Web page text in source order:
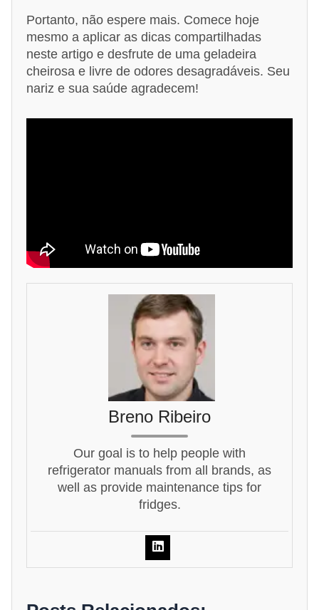
Portanto, não espere mais. Comece hoje
mesmo a aplicar as dicas compartilhadas
neste artigo e desfrute de uma geladeira
cheirosa e livre de odores desagradáveis. Seu
nariz e sua saúde agradecem!
Breno Ribeiro
Our goal is to help people with
refrigerator manuals from all brands, as
well as provide maintenance tips for
fridges.